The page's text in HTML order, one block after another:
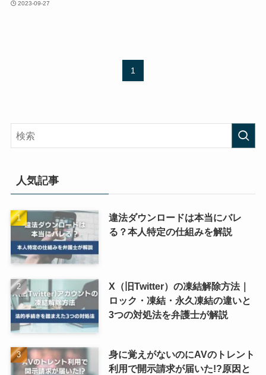
2023-09-27
1
人気記事
違法ダウンロードは本当にバレ
る？本人特定の仕組みを解説
X（旧Twitter）の凍結解除方法｜
ロック・凍結・永久凍結の違いと
3つの対処法を弁護士が解説
身に覚えがないのにAVのトレント
利用で開示請求が届いた!?原因と